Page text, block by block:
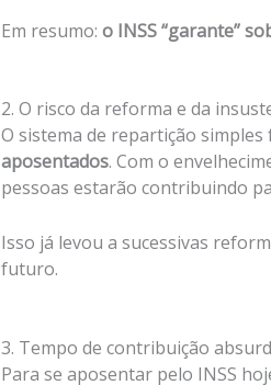
Em resumo: o INSS “garante”
2. O risco da reforma e da
O sistema de repartição simples
aposentados. Com o
pessoas estarão contribuindo
Isso já levou a sucessivas
futuro.
3. Tempo de contribuição
Para se aposentar pelo INSS